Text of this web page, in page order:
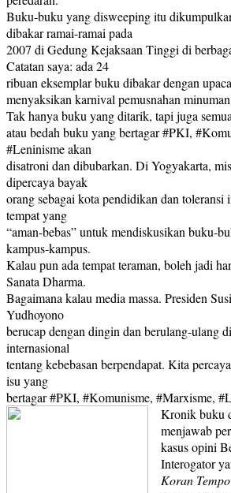
Buku-buku yang disweeping itu
dibakar ramai-ramai pada
2007 di Gedung Kejaksaan Tinggi di
Catatan saya: ada 24
ribuan eksemplar buku dibakar dengan
menyaksikan karnival pemusnahan
Tak hanya buku yang ditarik, tapi juga
atau bedah buku yang bertagar #PKI,
#Leninisme akan
disatroni dan dibubarkan. Di Yogyakarta,
dipercaya bayak
orang sebagai kota pendidikan dan toleransi
tempat yang
“aman-bebas” untuk mendiskusikan buku-
kampus-kampus.
Kalau pun ada tempat teraman, boleh jadi
Sanata Dharma.
Bagaimana kalau media massa. Presiden
Yudhoyono
berucap dengan dingin dan berulang-ulang
internasional
tentang kebebasan berpendapat. Kita
isu yang
bertagar #PKI, #Komunisme, #Marxisme,
Kronik buku
menjawab
kasus opini
Interogator
Koran Tempo